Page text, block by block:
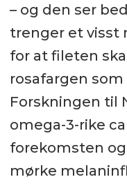
– og den ser
trenger et visst
for at fileten
rosafargen
Forskningen til
omega-3-rike
forekomsten
mørke